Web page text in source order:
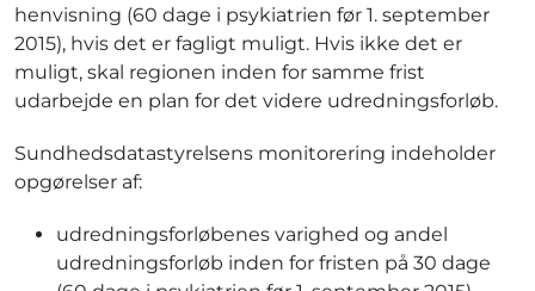
henvisning (60 dage i psykiatrien før 1. september
2015), hvis det er fagligt muligt. Hvis ikke det er
muligt, skal regionen inden for samme frist
udarbejde en plan for det videre udredningsforløb.
Sundhedsdatastyrelsens monitorering indeholder
opgørelser af:
udredningsforløbenes varighed og andel
udredningsforløb inden for fristen på 30 dage